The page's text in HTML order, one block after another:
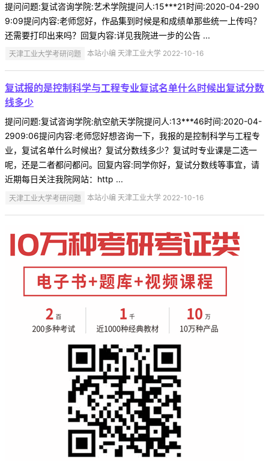
提问问题:复试咨询学院:艺术学院提问人:15***21时间:2020-04-290
9:09提问内容:老师您好，作品集到时候是和成绩单那些统一上传吗？
还需要打印出来吗？回复内容:详见我院进一步的公告 ...
天津工业大学考研问题 本站小编 天津工业大学 2022-10-16
复试报的是控制科学与工程专业复试名单什么时候出复试分数
线多少
提问问题:复试咨询学院:航空航天学院提问人:13***46时间:2020-04-
2909:06提问内容:老师您好想咨询一下，我报的是控制科学与工程专
业，复试名单什么时候出？复试分数线多少？复试时专业课是二选一
呢，还是二者都问都问。回复内容:同学你好，复试分数线等事宜，请
近期每日关注我院网站：http ...
天津工业大学考研问题 本站小编 天津工业大学 2022-10-16